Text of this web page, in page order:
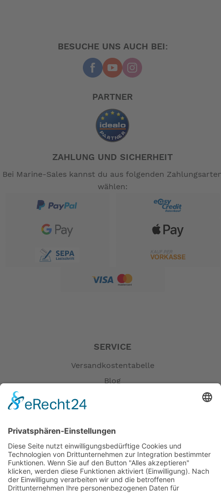
Steuergerät lieferbar.
Sollte das Boot schwach motorisiert oder stark
hecklastig sein, nächstgrössere Klappe wählen.
Lieferumfang einbaufertig, komplett:
2 Motoren 12V, 2 Klappen 40x23 cm, 1 Steuergerät ST
12V schwarz, 14 Meter Verbindungskabel, Anbausatz (
Maximale Stromentnahme 2 Ampere.
-- Auf Produktfotos angezeigte Dekorationsartikel
gehören nicht zum Leistungsumfang. --
BESUCHE UNS AUCH BEI:
PARTNER
ZAHLUNG UND SICHERHEIT
Bei Marine-Sales kannst du aus folgenden
wählen:
SERVICE
Versandkostentabelle
Blog
Öffnungszeiten
Versandpartner
Verfügbarkeiten
Zahlung und Versand